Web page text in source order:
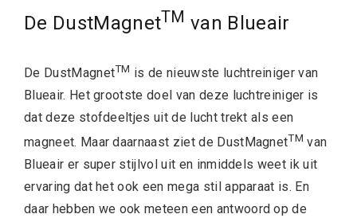
De DustMagnetTM van Blueair
De DustMagnetTM is de nieuwste luchtreiniger van
Blueair. Het grootste doel van deze luchtreiniger is
dat deze stofdeeltjes uit de lucht trekt als een
magneet. Maar daarnaast ziet de DustMagnetTM van
Blueair er super stijlvol uit en inmiddels weet ik uit
ervaring dat het ook een mega stil apparaat is. En
daar hebben we ook meteen een antwoord op de